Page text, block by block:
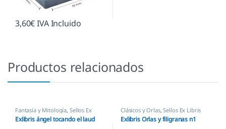
3,60€IVA Incluido
Productos relacionados
Fantasía y Mitología, Sellos Ex
Libris
Exlibris ángel tocando el laud
Clásicos y Orlas,Sellos Ex Libris
Exlibris Orlas y filigranas n1